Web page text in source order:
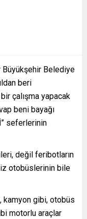
Büyükşehir Belediye
beri
çalışma yapacak
beni bayağı
seferlerinin
değil feribotların
otobüslerinin bile
kamyon gibi, otobüs
motorlu araçlar